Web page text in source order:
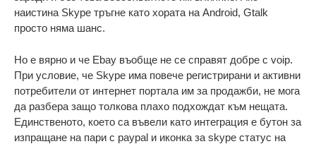
наистина Skype тръгне като хората на Android, Gtalk
просто няма шанс.
Но е вярно и че Ebay въобще не се справят добре с voip.
При условие, че Skype има повече регистрирани и активни
потребители от интернет портала им за продажби, не мога
да разбера защо толкова плахо подхождат към нещата.
Единственото, което са въвели като интеграция е бутон за
изпращане на пари с paypal и иконка за skype статус на